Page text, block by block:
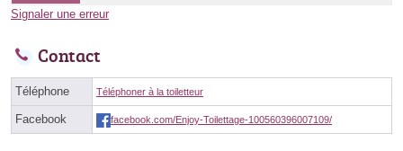
Signaler une erreur
Contact
Téléphone Téléphoner à la toiletteur
Facebook facebook.com/Enjoy-Toilettage-100560396007109/